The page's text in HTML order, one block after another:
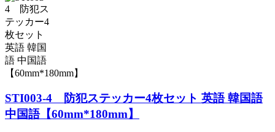
STI003-4 防犯ステッカー4枚セット 英語 韓国語
中国語【60mm*180mm】